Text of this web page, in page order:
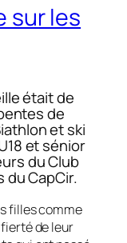
sur les
était de
de
et ski
et sénior
du Club
du CapCir.
filles comme
de leur